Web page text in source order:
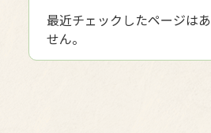
最近チェックしたページは
せん。